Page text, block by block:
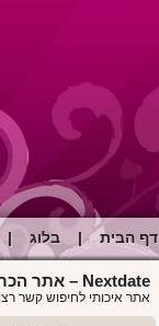
| דף הבית | בלוג
Nextdate – אתר הכרויות דיסקרטי לכל מטרה
אתר איכותי לחיפוש קשר